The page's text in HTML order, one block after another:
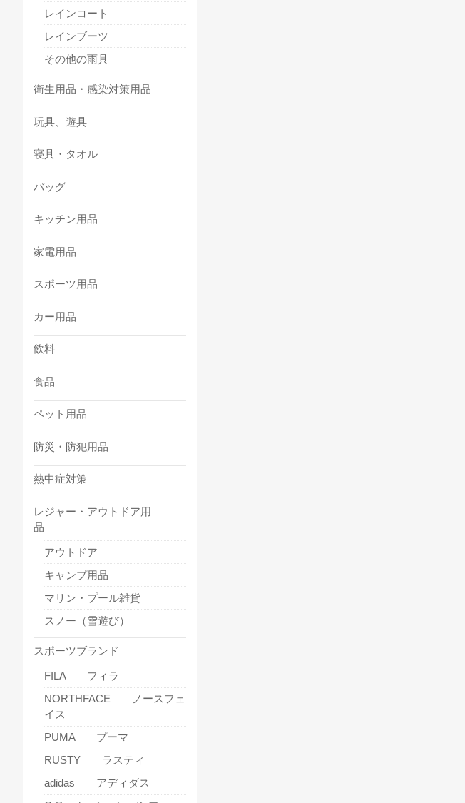
レインコート
レインブーツ
その他の雨具
衛生用品・感染対策用品
玩具、遊具
寝具・タオル
バッグ
キッチン用品
家電用品
スポーツ用品
カー用品
飲料
食品
ペット用品
防災・防犯用品
熱中症対策
レジャー・アウトドア用
品
アウトドア
キャンプ用品
マリン・プール雑貨
スノー（雪遊び）
スポーツブランド
FILA フィラ
NORTHFACE ノースフェ
イス
PUMA プーマ
RUSTY ラスティ
adidas アディダス